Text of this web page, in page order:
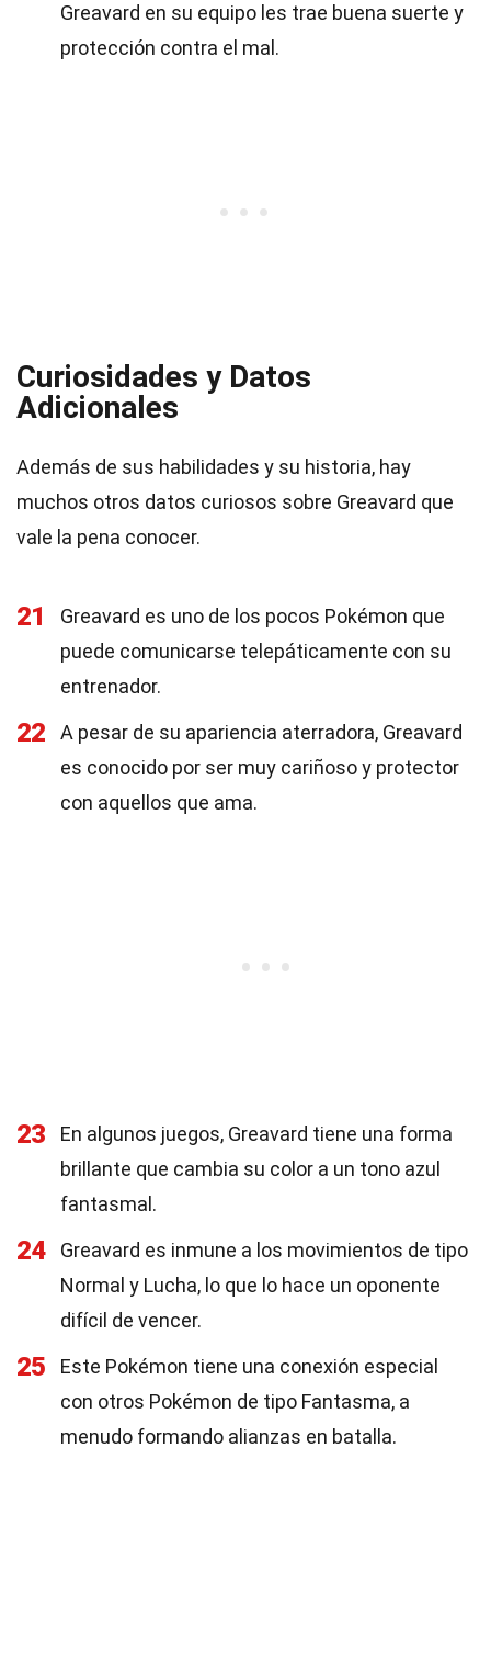
Greavard en su equipo les trae buena suerte y
protección contra el mal.
Curiosidades y Datos
Adicionales
Además de sus habilidades y su historia, hay
muchos otros datos curiosos sobre Greavard que
vale la pena conocer.
21
Greavard es uno de los pocos Pokémon que
puede comunicarse telepáticamente con su
entrenador.
22
A pesar de su apariencia aterradora, Greavard
es conocido por ser muy cariñoso y protector
con aquellos que ama.
23
En algunos juegos, Greavard tiene una forma
brillante que cambia su color a un tono azul
fantasmal.
24
Greavard es inmune a los movimientos de tipo
Normal y Lucha, lo que lo hace un oponente
difícil de vencer.
25
Este Pokémon tiene una conexión especial
con otros Pokémon de tipo Fantasma, a
menudo formando alianzas en batalla.